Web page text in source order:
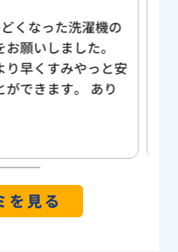
水詰まりが発生しま
い『水まる』と出会
して、すぐに来て
確認してもらいまし
で、とても丁寧な仕
っていたのですが、
に物の根詰まりと判
ただくとブルーレッ
を見る